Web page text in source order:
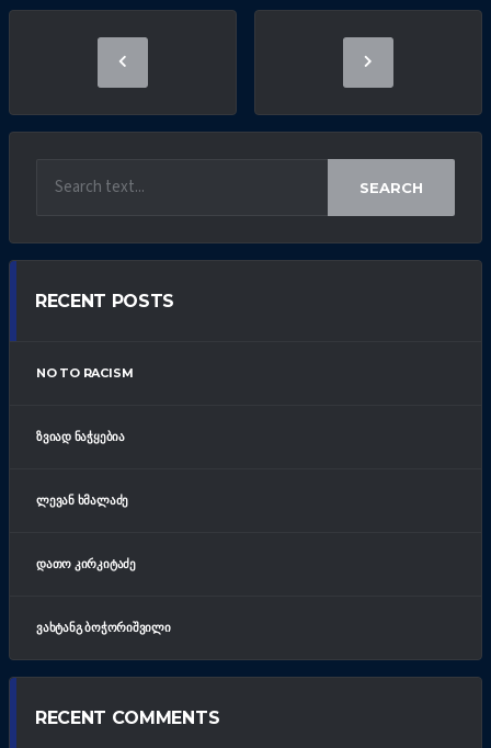
SEARCH
RECENT POSTS
NO TO RACISM
ᲖᲕᲘᲐᲓ ᲜᲐᲭᲧᲔᲑᲘᲐ
ᲚᲔᲕᲐᲜ ᲮᲛᲐᲚᲐᲫᲔ
ᲓᲐᲗᲝ ᲙᲘᲠᲙᲘᲢᲐᲫᲔ
ᲕᲐᲮᲢᲐᲜᲒ ᲑᲝᲭᲝᲠᲘᲨᲕᲘᲚᲘ
RECENT COMMENTS